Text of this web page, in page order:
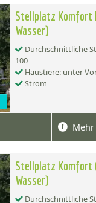
Stellplatz Komfort
Wasser)
Durchschnittliche
100
Haustiere: unter
Strom
Stellplatz Komfort
Wasser)
Durchschnittliche